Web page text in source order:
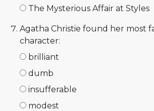
The Mysterious Affair at Styles
Agatha Christie found her most
character:
brilliant
dumb
insufferable
modest